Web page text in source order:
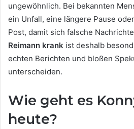
ungewöhnlich. Bei bekannten
ein Unfall, eine längere Pause
Post, damit sich falsche
Reimann krank ist deshalb
echten Berichten und bloßen
unterscheiden.
Wie geht es
heute?